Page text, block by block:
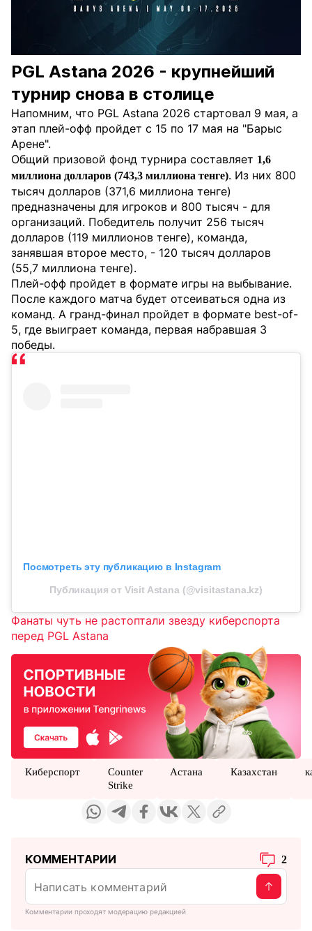
PGL Astana 2026 - крупнейший
турнир снова в столице
Напомним, что PGL Astana 2026 стартовал 9 мая, а
этап плей-офф пройдет с 15 по 17 мая на "Барыс
Арене".
Общий призовой фонд турнира составляет 1,6
миллиона долларов (743,3 миллиона тенге). Из них 800
тысяч долларов (371,6 миллиона тенге)
предназначены для игроков и 800 тысяч - для
организаций. Победитель получит 256 тысяч
долларов (119 миллионов тенге), команда,
занявшая второе место, - 120 тысяч долларов
(55,7 миллиона тенге).
Плей-офф пройдет в формате игры на выбывание.
После каждого матча будет отсеиваться одна из
команд. А гранд-финал пройдет в формате best-of-
5, где выиграет команда, первая набравшая 3
победы.
Посмотреть эту публикацию в Instagram
Публикация от Visit Astana (@visitastana.kz)
Фанаты чуть не растоптали звезду киберспорта
перед PGL Astana
Киберспорт
Counter
Strike
Астана Казахстан
КОММЕНТАРИИ 2
Комментарии проходят модерацию редакцией